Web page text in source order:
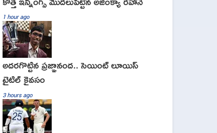
1 hour ago
అదరగొట్టిన ప్రజ్ఞానంద.. సెయింట్‌ లూయిస్
టైటిల్‌ కైవసం
3 hours ago